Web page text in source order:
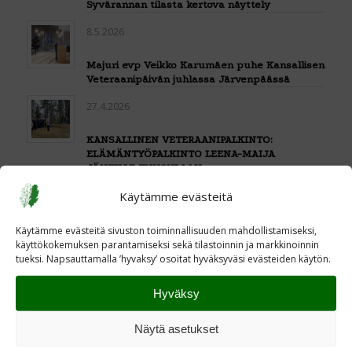
Käytämme evästeitä
Käytämme evästeitä sivuston toiminnallisuuden mahdollistamiseksi,
käyttökokemuksen parantamiseksi sekä tilastoinnin ja markkinoinnin
tueksi. Napsauttamalla ’hyvaksy’ osoitat hyväksyväsi evästeiden käytön.
Hyväksy
Näytä asetukset
Syvärannan tilasta kertova näyttely
8.5.2026
Majuri evp Veikko Karumäen puhe Kansallisen
Veteraanipäivän juhlassa Järvenpäässä
27.4.2026
KANSALLINEN VETERAANIPALKINTO:
ELÄMÄNTYÖPALKINTO LEENA-MAIJA
JÄNTILLE TUUSULAAN
23.4.2026
Kansallisen veteraanipäivän juhlatilaisuudet
Keski-Uudellamaalla 27.4.
Majuri evp Veikko Karumäen puhe Talvisodan
Järvenpäässä